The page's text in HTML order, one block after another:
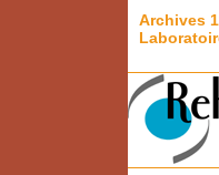
Archives